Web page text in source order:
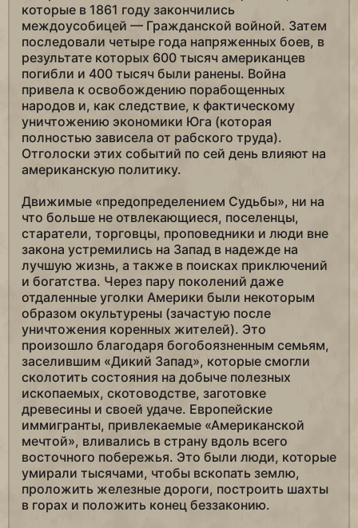
которые в 1861 году закончились
междоусобицей — Гражданской войной. Затем
последовали четыре года напряженных боев, в
результате которых 600 тысяч американцев
погибли и 400 тысяч были ранены. Война
привела к освобождению порабощенных
народов и, как следствие, к фактическому
уничтожению экономики Юга (которая
полностью зависела от рабского труда).
Отголоски этих событий по сей день влияют на
американскую политику.
Движимые «предопределением Судьбы», ни на
что больше не отвлекающиеся, поселенцы,
старатели, торговцы, проповедники и люди вне
закона устремились на Запад в надежде на
лучшую жизнь, а также в поисках приключений
и богатства. Через пару поколений даже
отдаленные уголки Америки были некоторым
образом окультурены (зачастую после
уничтожения коренных жителей). Это
произошло благодаря богобоязненным семьям,
заселившим «Дикий Запад», которые смогли
сколотить состояния на добыче полезных
ископаемых, скотоводстве, заготовке
древесины и своей удаче. Европейские
иммигранты, привлекаемые «Американской
мечтой», вливались в страну вдоль всего
восточного побережья. Это были люди, которые
умирали тысячами, чтобы вскопать землю,
проложить железные дороги, построить шахты
в горах и положить конец беззаконию.